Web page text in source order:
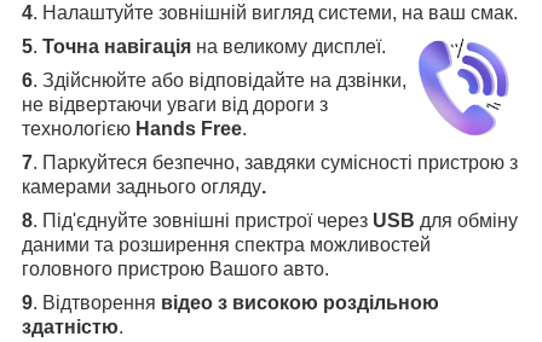
4. Налаштуйте зовнішній вигляд системи, на ваш смак.
5. Точна навігація на великому дисплеї.
6. Здійснюйте або відповідайте на дзвінки,
не відвертаючи уваги від дороги з
технологією Hands Free.
7. Паркуйтеся безпечно, завдяки сумісності пристрою з
камерами заднього огляду.
8. Під'єднуйте зовнішні пристрої через USB для обміну
даними та розширення спектра можливостей
головного пристрою Вашого авто.
9. Відтворення відео з високою роздільною
здатністю.